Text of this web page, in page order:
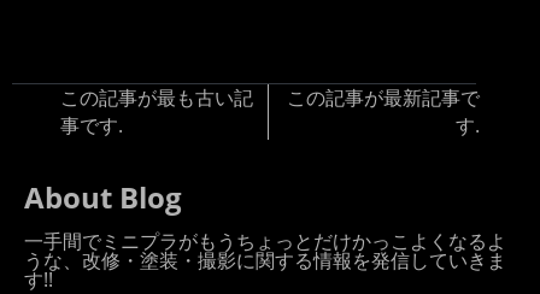
この記事が最も古い記
事です.
この記事が最新記事で
す.
About Blog
一手間でミニプラがもうちょっとだけかっこよくなるよ
うな、改修・塗装・撮影に関する情報を発信していきま
す!!